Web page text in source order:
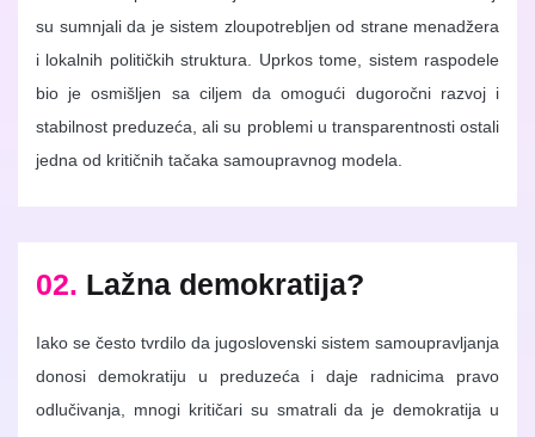
su sumnjali da je sistem zloupotrebljen od strane menadžera
i lokalnih političkih struktura. Uprkos tome, sistem raspodele
bio je osmišljen sa ciljem da omogući dugoročni razvoj i
stabilnost preduzeća, ali su problemi u transparentnosti ostali
jedna od kritičnih tačaka samoupravnog modela.
02. Lažna demokratija?
Iako se često tvrdilo da jugoslovenski sistem samoupravljanja
donosi demokratiju u preduzeća i daje radnicima pravo
odlučivanja, mnogi kritičari su smatrali da je demokratija u